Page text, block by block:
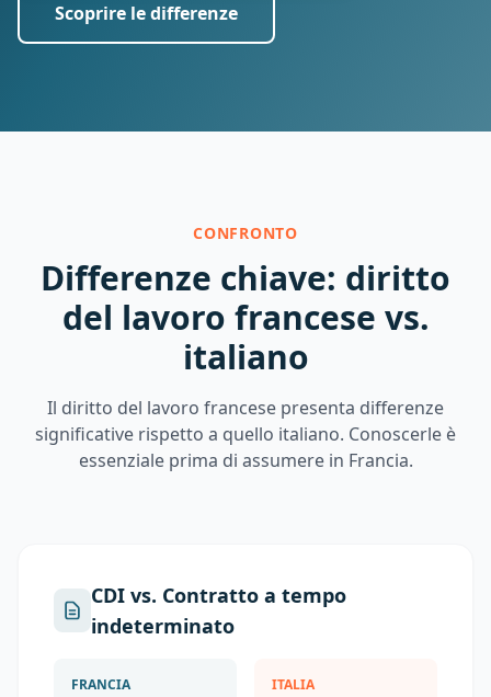
Scoprire le differenze
CONFRONTO
Differenze chiave: diritto
del lavoro francese vs.
italiano
Il diritto del lavoro francese presenta differenze
significative rispetto a quello italiano. Conoscerle è
essenziale prima di assumere in Francia.
CDI vs. Contratto a tempo
indeterminato
FRANCIA ITALIA